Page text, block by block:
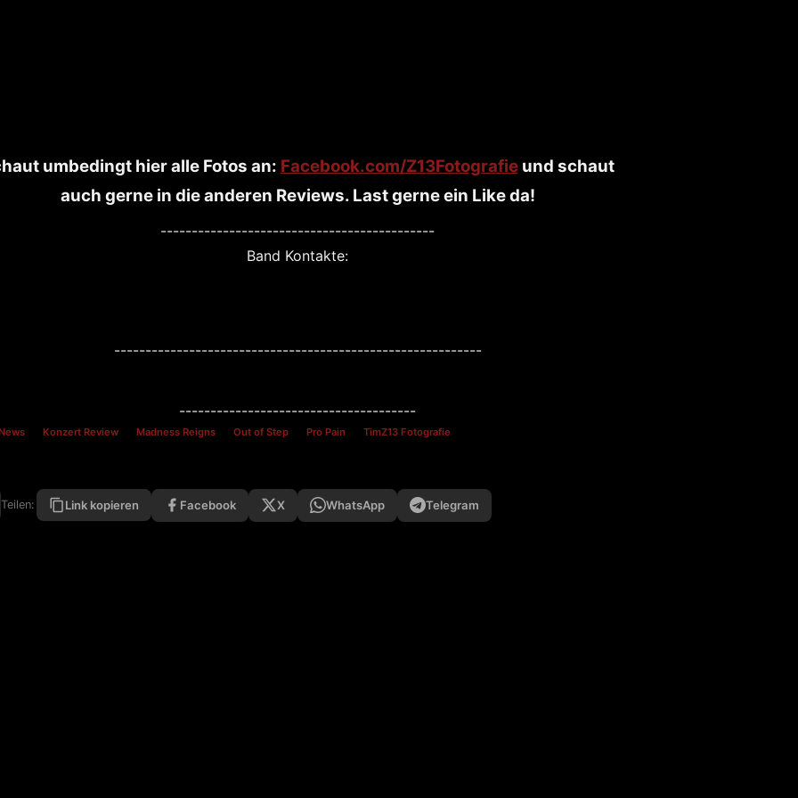
umbedingt hier alle Fotos an: Facebook.com/Z13Fotografieund schaut
auch gerne in die anderen Reviews. Last gerne ein Like da!
--------------------------------------------
Band Kontakte:
-----------------------------------------------------------
--------------------------------------
Konzert Review Madness Reigns Out of Step Pro Pain TimZ13 Fotografie
Teilen: Link kopieren Facebook X WhatsApp Telegram